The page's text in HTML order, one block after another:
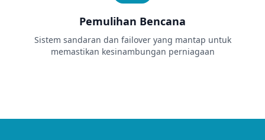
Pemulihan Bencana
Sistem sandaran dan failover yang mantap untuk
memastikan kesinambungan perniagaan